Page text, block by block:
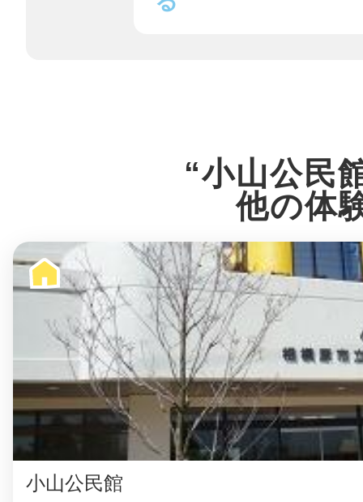
“小山公民
他の体
小山公民館
滋賀県
まちのコイン